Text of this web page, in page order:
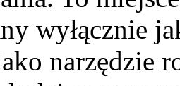
wyłącznie
narzędzie